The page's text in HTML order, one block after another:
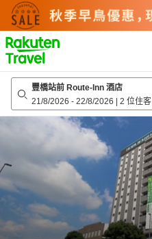
to
top
page
豐橋站前 Route-Inn 酒店
21/8/2026 - 22/8/2026 | 2 位住客